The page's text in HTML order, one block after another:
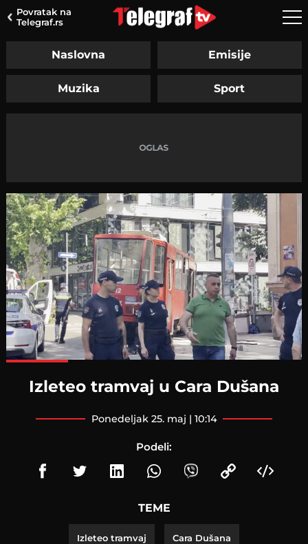
Povratak na
Telegraf.rs
Naslovna Emisije
Muzika Sport
Izleteo tramvaj u Cara Dušana
ponedeljak 25. maj | 10:14
Podeli:
TEME
Izleteo tramvaj Cara Dušana